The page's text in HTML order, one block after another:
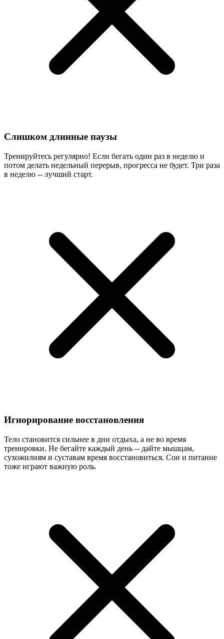
Слишком длинные паузы
Тренируйтесь регулярно! Если бегать один раз в неделю и
потом делать недельный перерыв, прогресса не будет. Три раза
в неделю -- лучший старт.
Игнорирование восстановления
Тело становится сильнее в дни отдыха, а не во время
тренировки. Не бегайте каждый день -- дайте мышцам,
сухожилиям и суставам время восстановиться. Сон и питание
тоже играют важную роль.